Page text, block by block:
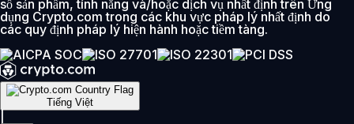
số sản phẩm, tính năng và/hoặc dịch vụ nhất định trên Ứng
dụng Crypto.com trong các khu vực pháp lý nhất định do
các quy định pháp lý hiện hành hoặc tiềm tàng.
Tiếng Việt